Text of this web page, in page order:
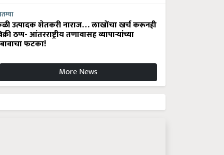
उत्पादक शेतकरी नाराज… लाखोंचा खर्च करूनही
ठप्प- आंतरराष्ट्रीय तणावासह व्यापाऱ्यांच्या
फटका!
More News